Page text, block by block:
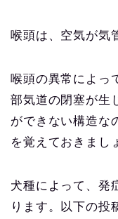
喉頭は、空気が気
喉頭の異常によっ
部気道の閉塞が生
ができない構造な
を覚えておきまし
犬種によって、発
ります。以下の投